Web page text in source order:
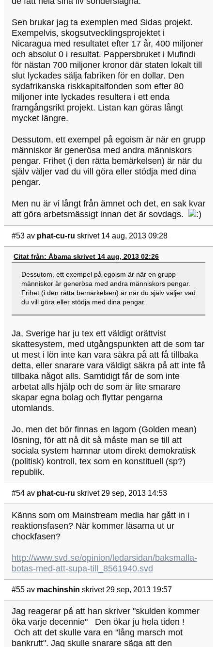
Sen brukar jag ta exemplen med Sidas projekt.
Exempelvis, skogsutvecklingsprojektet i
Nicaragua med resultatet efter 17 år, 400 miljoner
och absolut 0 i resultat. Pappersbruket i Mufindi
för nästan 700 miljoner kronor där staten lokalt till
slut lyckades sälja fabriken för en dollar. Den
sydafrikanska riskkapitalfonden som efter 80
miljoner inte lyckades resultera i ett enda
framgångsrikt projekt. Listan kan göras långt
mycket längre.
Dessutom, ett exempel på egoism är när en grupp
människor är generösa med andra människors
pengar. Frihet (i den rätta bemärkelsen) är när du
själv väljer vad du vill göra eller stödja med dina
pengar.
Men nu är vi långt från ämnet och det, en sak kvar
att göra arbetsmässigt innan det är sovdags.
#53 av phat-cu-ru skrivet 14 aug, 2013 09:28
Citat från: Åbama skrivet 14 aug, 2013 02:26
Dessutom, ett exempel på egoism är när en grupp
människor är generösa med andra människors pengar.
Frihet (i den rätta bemärkelsen) är när du själv väljer vad
du vill göra eller stödja med dina pengar.
Ja, Sverige har ju tex ett väldigt orättvist
skattesystem, med utgångspunkten att de som tar
ut mest i lön inte kan vara säkra på att få tillbaka
detta, eller snarare vara väldigt säkra på att inte få
tillbaka något alls. Samtidigt får de som inte
arbetat alls hjälp och de som är lite smarare
skapar egna bolag och flyttar pengarna
utomlands.
Jo, men det bör finnas en lagom (Golden mean)
lösning, för att nå dit så måste man se till att
sociala system hamnar utom direkt demokratisk
(politisk) kontroll, tex som en konstituell (sp?)
republik.
#54 av phat-cu-ru skrivet 29 sep, 2013 14:53
Känns som om Mainstream media har gått in i
reaktionsfasen? När kommer läsarna ut ur
chockfasen?
http://www.svd.se/opinion/ledarsidan/baksmalla-
botas-med-att-supa-till_8561940.svd
#55 av machinshin skrivet 29 sep, 2013 19:57
Jag reagerar på att han skriver "skulden kommer
öka varje decennie" Den ökar ju hela tiden !
Och att det skulle vara en "lång marsch mot
bankrutt". Jag skulle snarare säga att den